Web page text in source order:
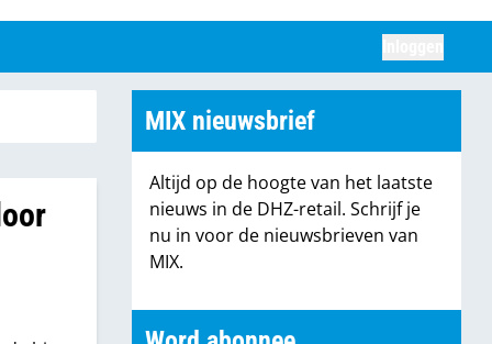
MIX nieuwsbrief
Altijd op de hoogte van het laatste
nieuws in de DHZ-retail. Schrijf je
nu in voor de nieuwsbrieven van
MIX.